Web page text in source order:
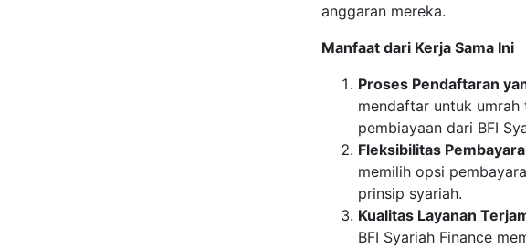
anggaran mereka.
Manfaat dari Kerja Sama Ini
Proses Pendaftaran
mendaftar untuk
pembiayaan dari BFI
Fleksibilitas
memilih opsi
prinsip syariah.
Kualitas Layanan
BFI Syariah Finance